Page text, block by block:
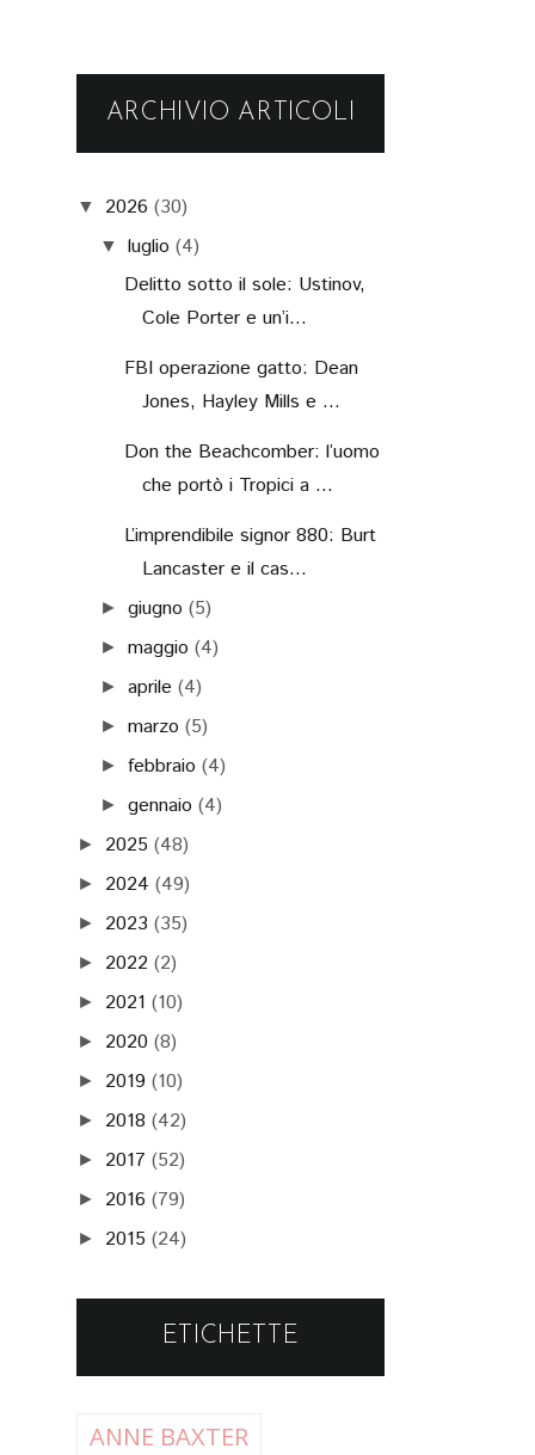
ARCHIVIO ARTICOLI
▼ 2026 (30)
▼ luglio (4)
Delitto sotto il sole: Ustinov,
Cole Porter e un’i...
FBI operazione gatto: Dean
Jones, Hayley Mills e ...
Don the Beachcomber: l’uomo
che portò i Tropici a ...
L’imprendibile signor 880: Burt
Lancaster e il cas...
►giugno (5)
►maggio (4)
►aprile (4)
►marzo (5)
►febbraio (4)
►gennaio (4)
► 2025 (48)
► 2024 (49)
► 2023 (35)
► 2022 (2)
► 2021 (10)
► 2020 (8)
► 2019 (10)
► 2018 (42)
► 2017 (52)
► 2016 (79)
► 2015 (24)
ETICHETTE
ANNE BAXTER